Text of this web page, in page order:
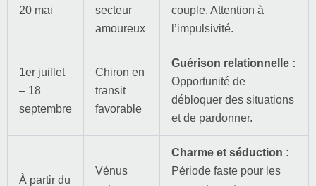
20 mai
secteur
amoureux
couple. Attention à
l’impulsivité.
1er juillet
– 18
septembre
Chiron en
transit
favorable
Guérison relationnelle :
Opportunité de
débloquer des situations
et de pardonner.
À partir du
Vénus
Charme et séduction :
Période faste pour les